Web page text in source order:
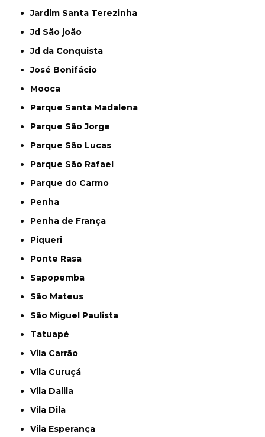
Jardim Santa Terezinha
Jd São joão
Jd da Conquista
José Bonifácio
Mooca
Parque Santa Madalena
Parque São Jorge
Parque São Lucas
Parque São Rafael
Parque do Carmo
Penha
Penha de França
Piqueri
Ponte Rasa
Sapopemba
São Mateus
São Miguel Paulista
Tatuapé
Vila Carrão
Vila Curuçá
Vila Dalila
Vila Dila
Vila Esperança